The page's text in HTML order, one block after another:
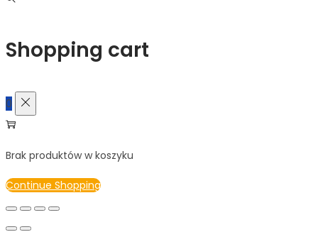
Shopping cart
0
Brak produktów w koszyku
Continue Shopping